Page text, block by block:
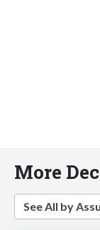
More
See All by